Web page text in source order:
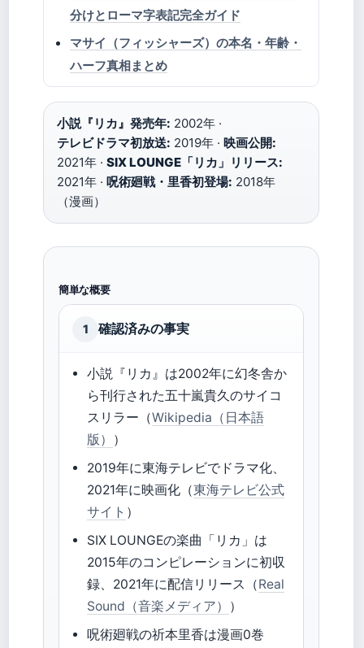
分けとローマ字表記完全ガイド
マサイ（フィッシャーズ）の本名・年齢・
ハーフ真相まとめ
小説『リカ』発売年: 2002年 ·
テレビドラマ初放送: 2019年 · 映画公開:
2021年 · SIX LOUNGE「リカ」リリース:
2021年 · 呪術廻戦・里香初登場: 2018年
（漫画）
簡単な概要
1 確認済みの事実
小説『リカ』は2002年に幻冬舎か
ら刊行された五十嵐貴久のサイコ
スリラー（Wikipedia（日本語
版） ）
2019年に東海テレビでドラマ化、
2021年に映画化（東海テレビ公式
サイト ）
SIX LOUNGEの楽曲「リカ」は
2015年のコンピレーションに初収
録、2021年に配信リリース（Real
Sound（音楽メディア） ）
呪術廻戦の祈本里香は漫画0巻